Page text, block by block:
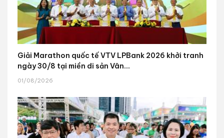
Giải Marathon quốc tế VTV LPBank 2026 khởi tranh
ngày 30/8 tại miền di sản Vân...
01/08/2026